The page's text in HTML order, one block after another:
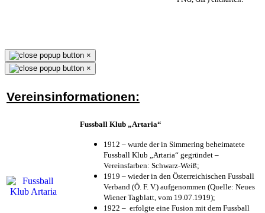
×
×
Vereinsinformationen:
Fussball Klub „Artaria“
1912 – wurde der in Simmering beheimatete
Fussball Klub „Artaria“ gegründet –
Vereinsfarben: Schwarz-Weiß;
1919 – wieder in den Österreichischen Fussball
Verband (Ö. F. V.) aufgenommen (Quelle: Neues
Wiener Tagblatt, vom 19.07.1919);
1922 – erfolgte eine Fusion mit dem Fussball